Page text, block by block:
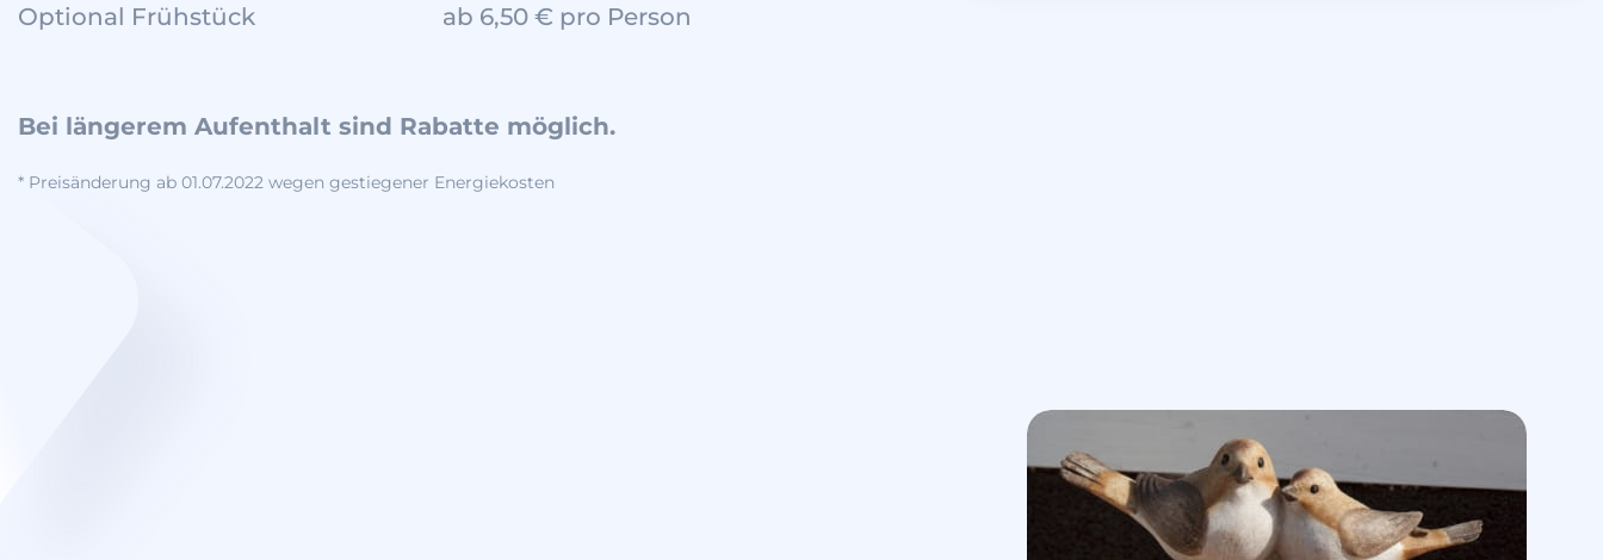
Optional Frühstück ab 6,50 € pro Person
Bei längerem Aufenthalt sind Rabatte möglich.
* Preisänderung ab 01.07.2022 wegen gestiegener Energiekosten